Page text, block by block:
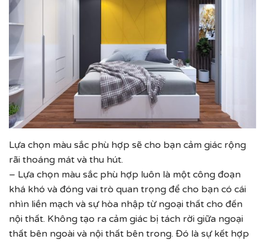
Lựa chọn màu sắc phù hợp sẽ cho bạn cảm giác rộng
rãi thoáng mát và thu hút.
– Lựa chọn màu sắc phù hợp luôn là một công đoạn
khá khó và đóng vai trò quan trọng để cho bạn có cái
nhìn liền mạch và sự hòa nhập từ ngoại thất cho đến
nội thất. Không tạo ra cảm giác bị tách rời giữa ngoại
thất bên ngoài và nội thất bên trong. Đó là sự kết hợp